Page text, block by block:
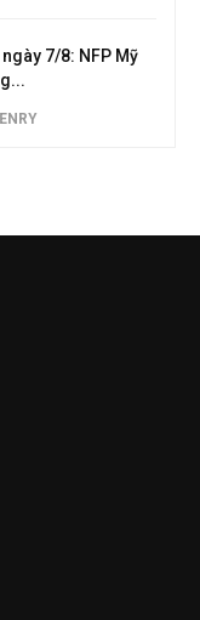
7/8: NFP Mỹ